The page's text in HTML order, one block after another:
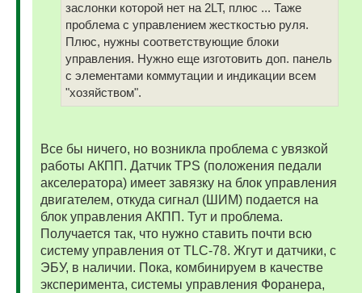
заслонки которой нет на 2LT, плюс ... Таже
проблема с управлением жесткостью руля.
Плюс, нужны соответствующие блоки
управления. Нужно еще изготовить доп. панель
с элементами коммутации и индикации всем
"хозяйством".
Все бы ничего, но возникла проблема с увязкой
работы АКПП. Датчик ТPS (положения педали
акселератора) имеет завязку на блок управления
двигателем, откуда сигнал (ШИМ) подается на
блок управления АКПП. Тут и проблема.
Получается так, что нужно ставить почти всю
систему управления от TLC-78. Жгут и датчики, с
ЭБУ, в наличии. Пока, комбинируем в качестве
эксперимента, системы управления Форанера,